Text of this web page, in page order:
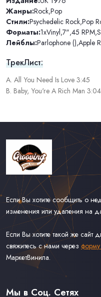
Жанры:Rock,Pop
Стили:Psychedelic Rock,Pop
Форматы:1xVinyl,7",45 RPM,
Лейблы:Parlophone (),Apple
ТрекЛист:
A. All You Need Is Love 3:45
B. Baby, You're A Rich Man 3:04
Если Вы хотите сообщить о
изменения или удаления на
Если Вы хотите такой же сайт
свяжитесь с нами через
МаркетВинила.
Связаться С Нами
Мы в Соц. Сетях